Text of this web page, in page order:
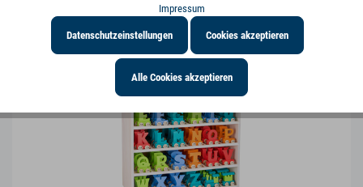
Impressum
Datenschutzeinstellungen Cookies akzeptieren
Alle Cookies akzeptieren